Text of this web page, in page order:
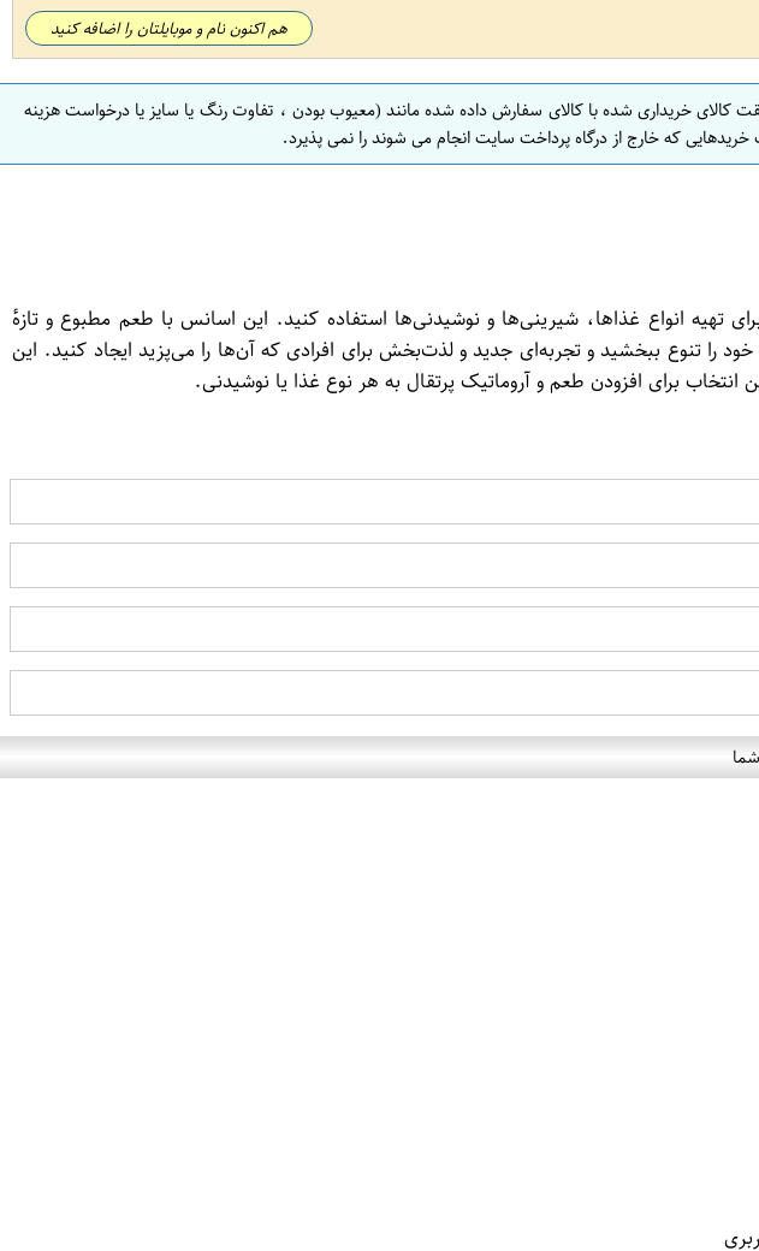
هم اکنون نام و موبایلتان را اضافه کنید
کالای خریداری شده با کالای سفارش داده شده مانند (معیوب بودن ، تفاوت رنگ یا سایز یا درخواست هزینه
که خارج از درگاه پرداخت سایت انجام می شوند را نمی پذیرد.
که می‌توانید برای تهیه انواع غذاها، شیرینی‌ها و نوشیدنی‌ها استفاده کنید. این اسانس با طعم مطبوع و تازهٔ
تنوع ببخشید و تجربه‌ای جدید و لذت‌بخش برای افرادی که آن‌ها را می‌پزید ایجاد کنید. این